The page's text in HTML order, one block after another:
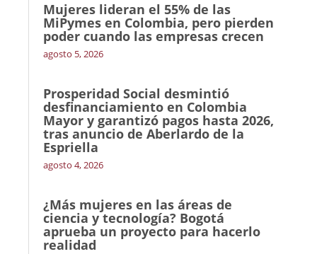
Mujeres lideran el 55% de las
MiPymes en Colombia, pero pierden
poder cuando las empresas crecen
agosto 5, 2026
Prosperidad Social desmintió
desfinanciamiento en Colombia
Mayor y garantizó pagos hasta 2026,
tras anuncio de Aberlardo de la
Espriella
agosto 4, 2026
¿Más mujeres en las áreas de
ciencia y tecnología? Bogotá
aprueba un proyecto para hacerlo
realidad